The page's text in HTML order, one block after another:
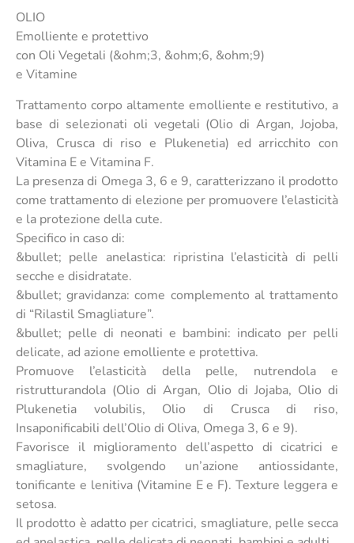
OLIO
Emolliente e protettivo
con Oli Vegetali (&ohm;3, &ohm;6, &ohm;9)
e Vitamine
Trattamento corpo altamente emolliente e restitutivo, a
base di selezionati oli vegetali (Olio di Argan, Jojoba,
Oliva, Crusca di riso e Plukenetia) ed arricchito con
Vitamina E e Vitamina F.
La presenza di Omega 3, 6 e 9, caratterizzano il prodotto
come trattamento di elezione per promuovere l’elasticità
e la protezione della cute.
Specifico in caso di:
&bullet; pelle anelastica: ripristina l’elasticità di pelli
secche e disidratate.
&bullet; gravidanza: come complemento al trattamento
di “Rilastil Smagliature”.
&bullet; pelle di neonati e bambini: indicato per pelli
delicate, ad azione emolliente e protettiva.
Promuove l’elasticità della pelle, nutrendola e
ristrutturandola (Olio di Argan, Olio di Jojaba, Olio di
Plukenetia volubilis, Olio di Crusca di riso,
Insaponificabili dell’Olio di Oliva, Omega 3, 6 e 9).
Favorisce il miglioramento dell’aspetto di cicatrici e
smagliature, svolgendo un’azione antiossidante,
tonificante e lenitiva (Vitamine E e F). Texture leggera e
setosa.
Il prodotto è adatto per cicatrici, smagliature, pelle secca